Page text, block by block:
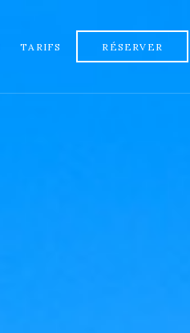
TARIFS RÉSERVER